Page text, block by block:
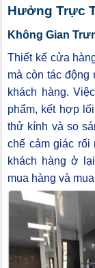
Hưởng Trực
Không Gian
Thiết kế cửa
mà còn tác động
khách hàng.
phẩm, kết hợp
thử kính và so
chế cảm giác rối
khách hàng ở
mua hàng và